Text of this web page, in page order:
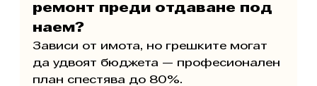
ремонт преди отдаване под
наем?
Зависи от имота, но грешките могат
да удвоят бюджета — професионален
план спестява до 80%.